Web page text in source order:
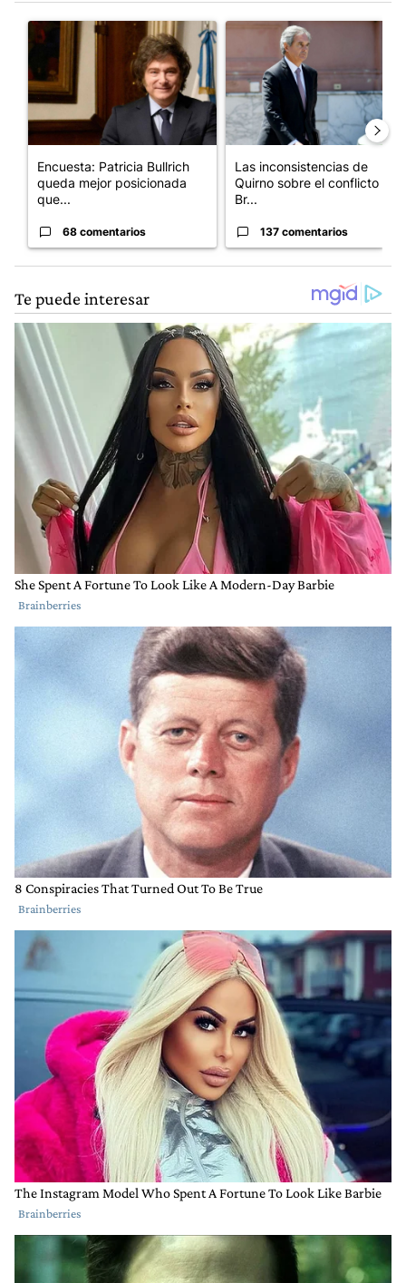
Un artículo de tendencia con el título "Encuesta: Patricia
Encuesta: Patricia Bullrich
queda mejor posicionada
que...
68 comentarios
Un artículo de tendencia con
Las inconsistencias de
Quirno sobre el conflicto con
Br...
137 comentarios